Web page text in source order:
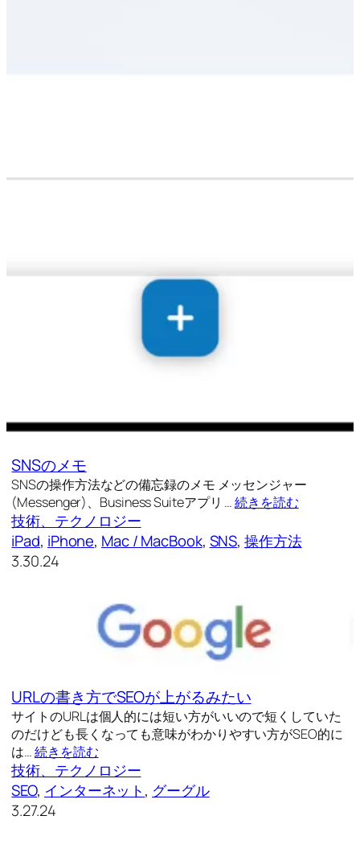
SNSのメモ
SNSの操作方法などの備忘録のメモ メッセンジャー
(Messenger)、Business Suiteアプリ …続きを読む
技術、テクノロジー
iPad, iPhone, Mac / MacBook, SNS, 操作方法
3.30.24
URLの書き方でSEOが上がるみたい
サイトのURLは個人的には短い方がいいので短くしていた
のだけども長くなっても意味がわかりやすい方がSEO的に
は…続きを読む
技術、テクノロジー
SEO, インターネット, グーグル
3.27.24